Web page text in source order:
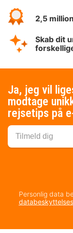
2,5
Skab dit
Ja, jeg vil
modtage
rejsetips på
Personlig data